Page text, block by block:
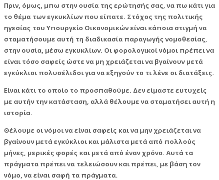
Πριν, όμως, μπω στην ουσία της ερώτησής σας, να πω κάτι για
το θέμα των εγκυκλίων που είπατε. Στόχος της πολιτικής
ηγεσίας του Υπουργείο Οικονομικών είναι κάποια στιγμή να
σταματήσουμε αυτή τη διαδικασία παραγωγής νομοθεσίας,
στην ουσία, μέσω εγκυκλίων. Οι φορολογικοί νόμοι πρέπει να
είναι τόσο σαφείς ώστε να μη χρειάζεται να βγαίνουν μετά
εγκύκλιοι πολυσέλιδοι για να εξηγούν το τι λένε οι διατάξεις.
Είναι κάτι το οποίο το προσπαθούμε. Δεν είμαστε ευτυχείς
με αυτήν την κατάσταση, αλλά θέλουμε να σταματήσει αυτή η
ιστορία.
Θέλουμε οι νόμοι να είναι σαφείς και να μην χρειάζεται να
βγαίνουν μετά εγκύκλιοι και μάλιστα μετά από πολλούς
μήνες, μερικές φορές και μετά από έναν χρόνο. Αυτά τα
πράγματα πρέπει να τελειώσουν και πρέπει, με βάση τον
νόμο, να είναι σαφή τα πράγματα.